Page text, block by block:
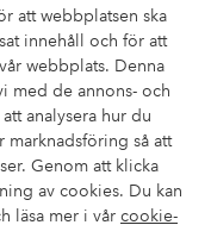
att webbplatsen ska
innehåll och för att
webbplats. Denna
med de annons- och
analysera hur du
marknadsföring så att
Genom att klicka
av cookies. Du kan
läsa mer i vår cookie-
Betalsätt